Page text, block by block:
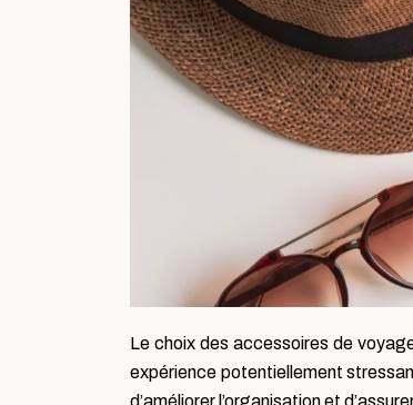
Le choix des accessoires de
expérience potentiellement